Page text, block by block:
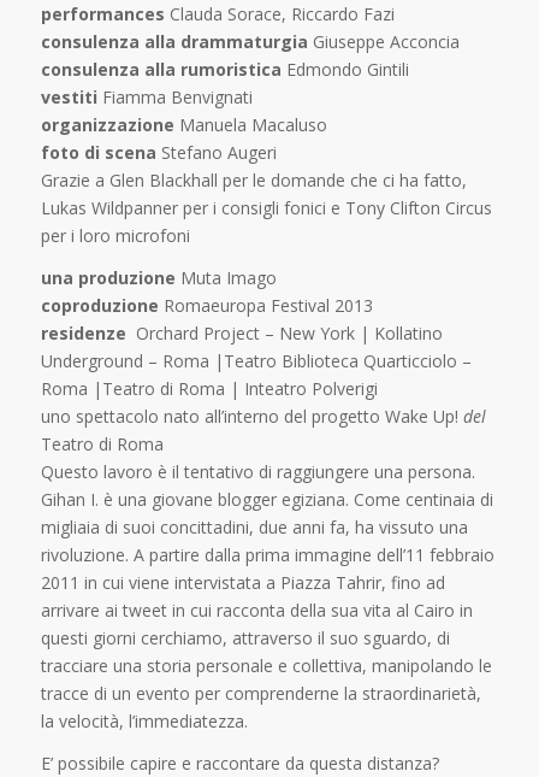
performances Clauda Sorace, Riccardo Fazi
consulenza alla drammaturgia Giuseppe Acconcia
consulenza alla rumoristica Edmondo Gintili
vestiti Fiamma Benvignati
organizzazione Manuela Macaluso
foto di scena Stefano Augeri
Grazie a Glen Blackhall per le domande che ci ha fatto,
Lukas Wildpanner per i consigli fonici e Tony Clifton Circus
per i loro microfoni
una produzione Muta Imago
coproduzione Romaeuropa Festival 2013
residenze Orchard Project – New York | Kollatino
Underground – Roma |Teatro Biblioteca Quarticciolo –
Roma |Teatro di Roma | Inteatro Polverigi
uno spettacolo nato all’interno del progetto Wake Up! del
Teatro di Roma
Questo lavoro è il tentativo di raggiungere una persona.
Gihan I. è una giovane blogger egiziana. Come centinaia di
migliaia di suoi concittadini, due anni fa, ha vissuto una
rivoluzione. A partire dalla prima immagine dell’11 febbraio
2011 in cui viene intervistata a Piazza Tahrir, fino ad
arrivare ai tweet in cui racconta della sua vita al Cairo in
questi giorni cerchiamo, attraverso il suo sguardo, di
tracciare una storia personale e collettiva, manipolando le
tracce di un evento per comprenderne la straordinarietà,
la velocità, l’immediatezza.
E’ possibile capire e raccontare da questa distanza?